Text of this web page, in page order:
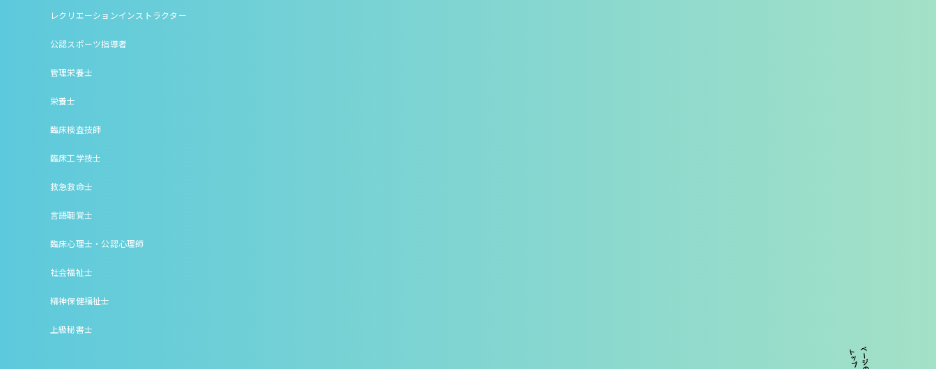
レクリエーションインストラクター
公認スポーツ指導者
管理栄養士
栄養士
臨床検査技師
臨床工学技士
救急救命士
言語聴覚士
臨床心理士・公認心理師
社会福祉士
精神保健福祉士
上級秘書士